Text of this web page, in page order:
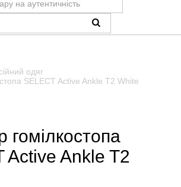
одяг
SELECT Active Ankle T2 White
гомілкостопа
Active Ankle T2